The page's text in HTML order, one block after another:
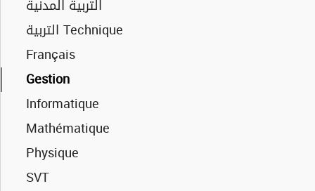
التربية المدنية
التربية Technique
Français
Gestion
Informatique
Mathématique
Physique
SVT